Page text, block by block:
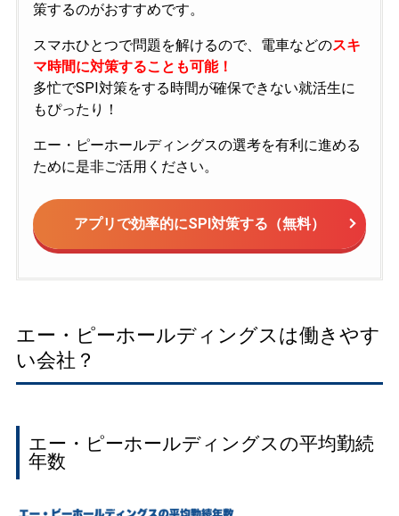
策するのがおすすめです。
スマホひとつで問題を解けるので、電車などのスキ
マ時間に対策することも可能！
多忙でSPI対策をする時間が確保できない就活生に
もぴったり！
エー・ピーホールディングスの選考を有利に進める
ために是非ご活用ください。
アプリで効率的にSPI対策する（無料）
エー・ピーホールディングスは働きやす
い会社？
エー・ピーホールディングスの平均勤続
年数